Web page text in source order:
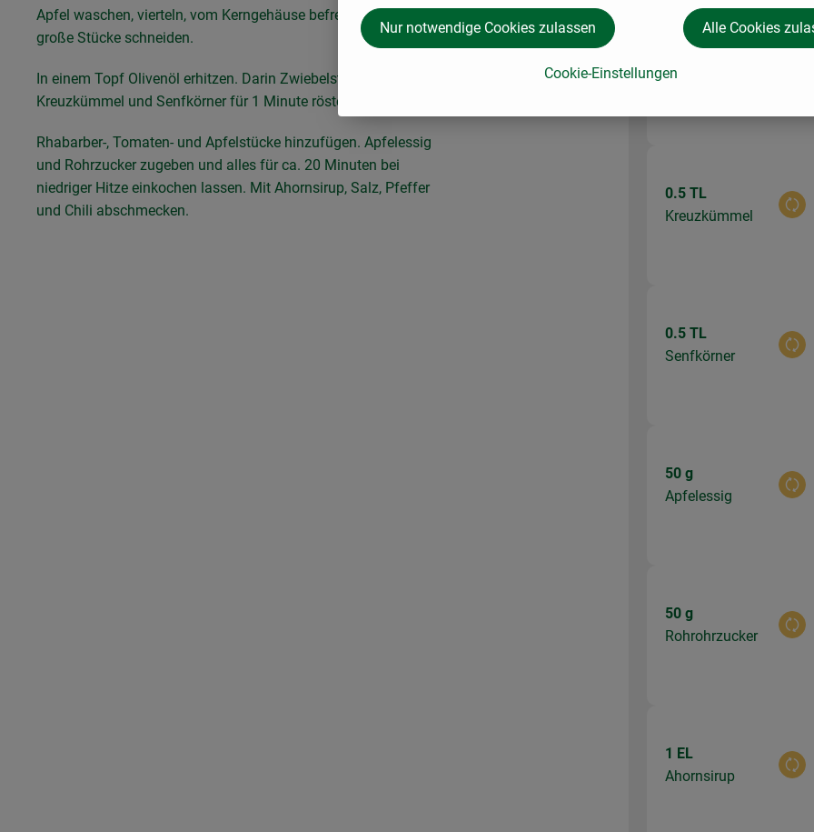
Apfel waschen, vierteln, vom Kerngehäuse befreien und in 1 cm
große Stücke schneiden.
In einem Topf Olivenöl erhitzen. Darin Zwiebelstücke,
Kreuzkümmel und Senfkörner für 1 Minute rösten.
Rhabarber-, Tomaten- und Apfelstücke hinzufügen. Apfelessig
und Rohrzucker zugeben und alles für ca. 20 Minuten bei
niedriger Hitze einkochen lassen. Mit Ahornsirup, Salz, Pfeffer
und Chili abschmecken.
Olivenöl
0.5 TL
Kreuzkümmel
0.5 TL
Senfkörner
50 g
Apfelessig
50 g
Rohrohrzucker
1 EL
Ahornsirup
Cookie-Einstellungen
Nur notwendige Cookies zulassen Alle Cookies